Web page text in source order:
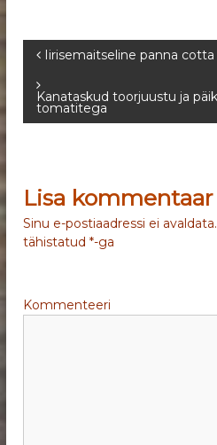
N
a
g
e
Iirisemaitseline panna cotta
Kanataskud toorjuustu ja
tomatitega
Lisa kommentaar
Sinu e-postiaadressi ei avaldata.
tähistatud*-ga
Kommenteeri